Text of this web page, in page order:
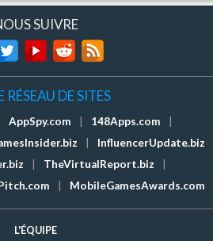
SUIVRE
RÉSEAU DE SITES
AppSpy.com 148Apps.com
InfluencerUpdate.biz
TheVirtualReport.biz
MobileGamesAwards.com
L'ÉQUIPE